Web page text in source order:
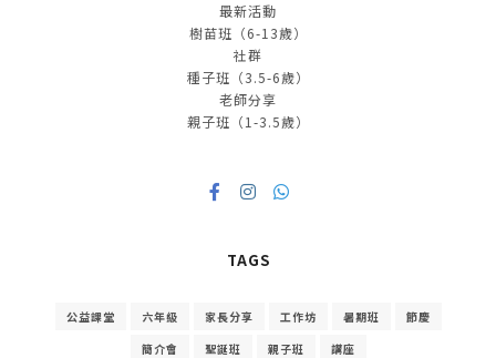
最新活動
樹苗班（6-13歲）
社群
種子班（3.5-6歲）
老師分享
親子班（1-3.5歲）
TAGS
公益課堂 六年級 家長分享 工作坊 暑期班
節慶
簡介會
聖誕班 親子班 講座